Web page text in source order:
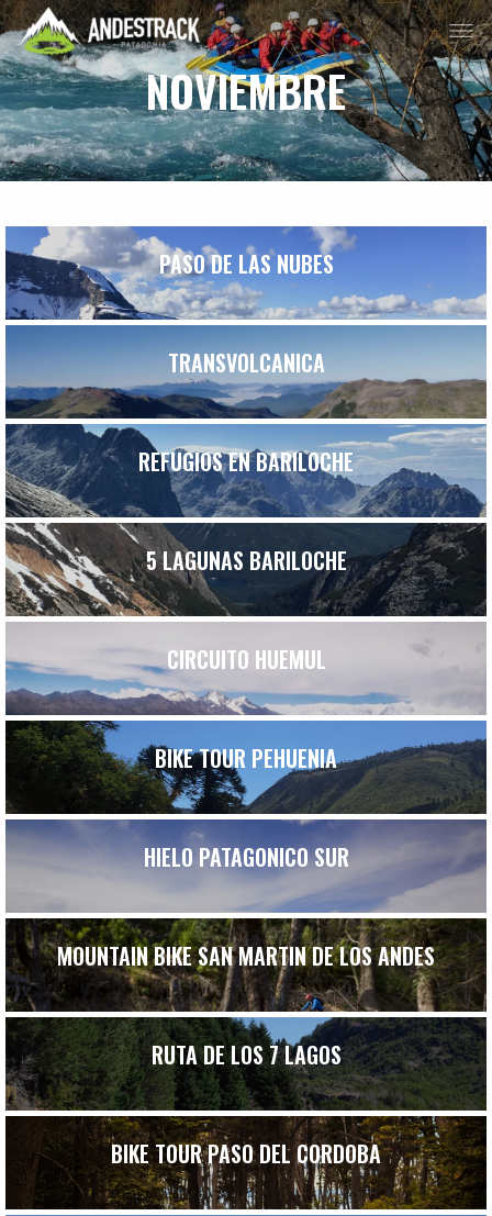
NOVIEMBRE
PASO DE LAS NUBES
TRANSVOLCANICA
REFUGIOS EN BARILOCHE
5 LAGUNAS BARILOCHE
CIRCUITO HUEMUL
BIKE TOUR PEHUENIA
HIELO PATAGONICO SUR
MOUNTAIN BIKE SAN MARTIN DE LOS ANDES
RUTA DE LOS 7 LAGOS
BIKE TOUR PASO DEL CORDOBA